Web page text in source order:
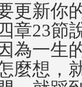
更新你
章23節
為一生
麼想，